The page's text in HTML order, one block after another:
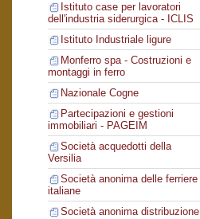
Istituto case per lavoratori
dell'industria siderurgica - ICLIS
Istituto Industriale ligure
Monferro spa - Costruzioni e
montaggi in ferro
Nazionale Cogne
Partecipazioni e gestioni
immobiliari - PAGEIM
Società acquedotti della
Versilia
Società anonima delle ferriere
italiane
Società anonima distribuzione